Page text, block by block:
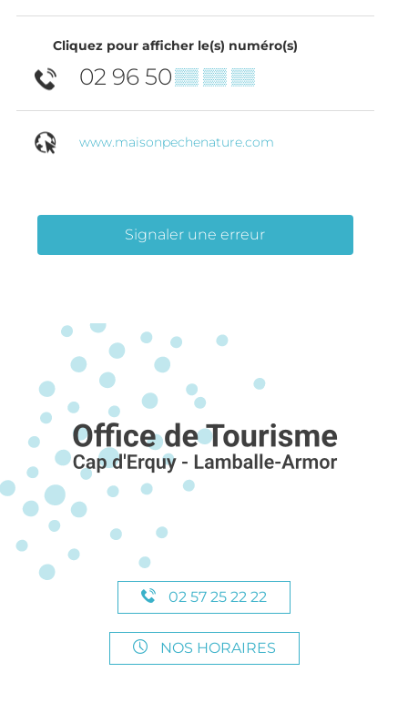
Cliquez pour afficher le(s) numéro(s)
02 96 50▒▒ ▒▒ ▒▒
www.maisonpechenature.com
Signaler une erreur
02 57 25 22 22
NOS HORAIRES